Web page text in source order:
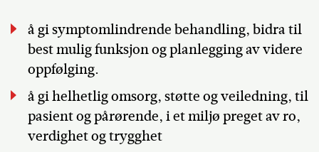
å gi symptomlindrende behandling, bidra til
best mulig funksjon og planlegging av videre
oppfølging.
å gi helhetlig omsorg, støtte og veiledning, til
pasient og pårørende, i et miljø preget av ro,
verdighet og trygghet